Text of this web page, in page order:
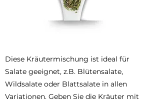
Diese Kräutermischung ist ideal für
Salate geeignet, z.B. Blütensalate,
Wildsalate oder Blattsalate in allen
Variationen. Geben Sie die Kräuter mit